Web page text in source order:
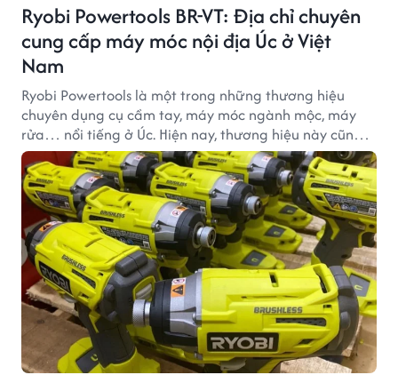
Ryobi Powertools BR-VT: Địa chỉ chuyên
cung cấp máy móc nội địa Úc ở Việt
Nam
Ryobi Powertools là một trong những thương hiệu
chuyên dụng cụ cầm tay, máy móc ngành mộc, máy
rửa… nổi tiếng ở Úc. Hiện nay, thương hiệu này cũng
đã có mặt ở Việt Nam và được khách hàng tin tưởng
đón nhận.